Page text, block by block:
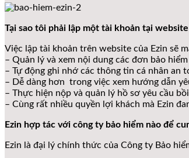
Tại sao tôi phải lập một tài khoản tại
Việc lập tài khoản trên website của Ezin sẽ
– Quản lý và xem nội dung các đơn bảo
– Tự động ghi nhớ các thông tin cá nhân an
– Dễ dàng hơn trong việc xem hướng dẫn
– Thực hiện nộp và quản lý hồ sơ yêu cầu
– Cùng rất nhiều quyền lợi khách mà Ezin
Ezin hợp tác với công ty bảo hiểm nào để
Ezin là đại lý chính thức của Công ty Bảo